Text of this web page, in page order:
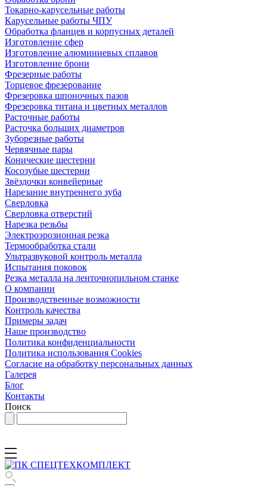
Токарно-карусельные работы
Карусельные работы ЧПУ
Обработка фланцев и корпусных деталей
Изготовление сфер
Изготовление алюминиевых сплавов
Изготовление брони
Фрезерные работы
Торцевое фрезерование
Фрезеровка шпоночных пазов
Фрезеровка титана и цветных металлов
Расточные работы
Расточка больших диаметров
Зуборезные работы
Червячные пары
Конические шестерни
Косозубые шестерни
Звёздочки конвейерные
Нарезание внутреннего зуба
Сверловка
Сверловка отверстий
Нарезка резьбы
Электроэрозионная резка
Термообработка стали
Ультразвуковой контроль металла
Испытания поковок
Резка металла на ленточнопильном станке
О компании
Производственные возможности
Контроль качества
Примеры задач
Наше производство
Политика конфиденциальности
Политика использования Cookies
Согласие на обработку персональных данных
Галерея
Блог
Контакты
Поиск